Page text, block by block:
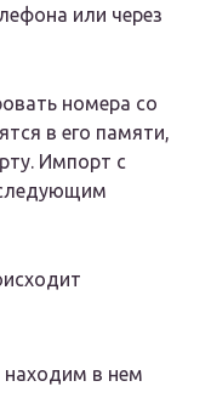
или через
номера со
в его памяти,
Импорт с
в нем